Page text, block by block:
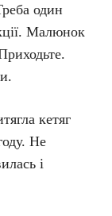
один
Малюнок
кетяг
Не
і